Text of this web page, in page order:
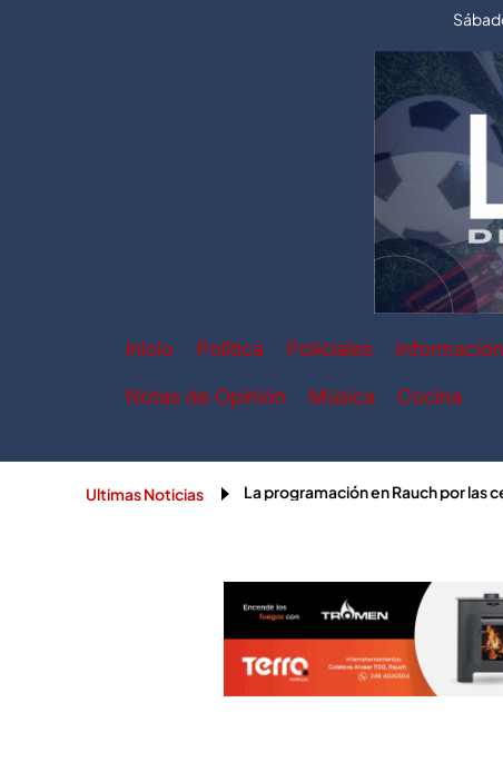
Inicio Política Policiales
Notas de Opinión Música Cocina
Ultimas Noticias La programación en Rauch por las